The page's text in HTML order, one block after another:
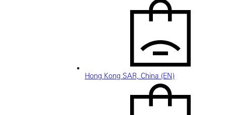
Hong Kong SAR, China (EN)